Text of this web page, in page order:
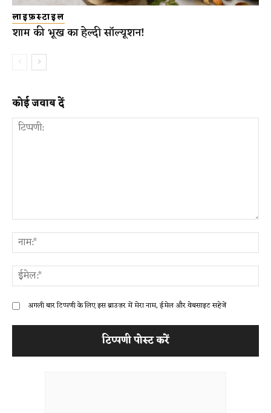
लाइफ़स्टाइल
शाम की भूख का हेल्दी सॉल्यूशन!
कोई जवाब दें
अगली बार टिप्पणी के लिए इस ब्राउज़र में मेरा नाम, ईमेल और वेबसाइट सहेजें